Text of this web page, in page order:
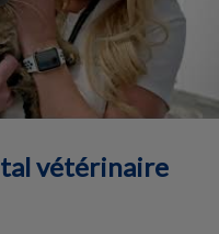
vétérinaire